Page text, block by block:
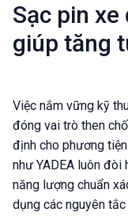
Sạc pin
giúp tăng
Việc nắm vững kỹ
đóng vai trò then
định cho phương
như YADEA luôn
năng lượng chuẩn
dụng các nguyên